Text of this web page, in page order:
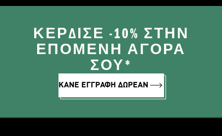
ΚΈΡΔΙΣΕ -10% ΣΤΗΝ
ΕΠΌΜΕΝΗ ΑΓΟΡΆ
ΣΟΥ*
ΚΑΝΕ ΕΓΓΡΑΦΗ ΔΩΡΕΑΝ